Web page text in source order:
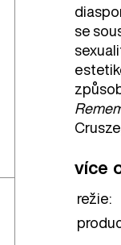
se
více
režie: